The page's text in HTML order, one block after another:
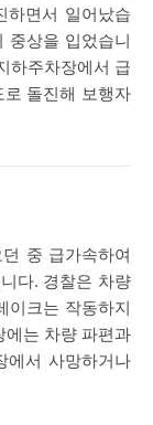
하면서 일어났습
중상을 입었습니
하주차장에서 급
돌진해 보행자
중 급가속하여
다. 경찰은 차량
이크는 작동하지
에는 차량 파편과
에서 사망하거나